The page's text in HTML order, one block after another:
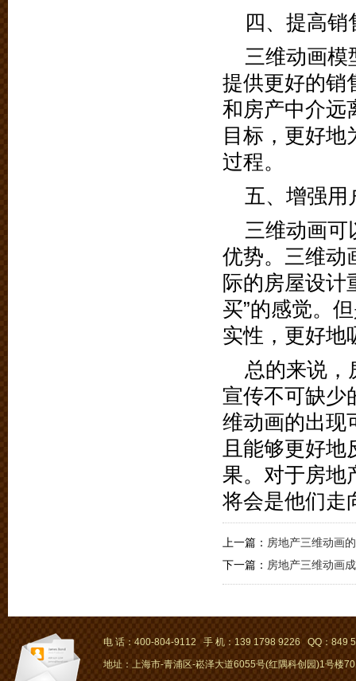
四、提高销
三维动画模
提供更好的销
和房产中介远
目标，更好
过程。
五、增强用
三维动画可
优势。三维动
际的房屋设计
买”的感觉。
实性，更好地
总的来说，
宣传不可缺少
维动画的出现
且能够更好
果。对于房地
将会是他们走
上一篇： 房地产三维动画
下一篇： 房地产三维动画
电 话：400-804-9112 手 机：139 1798 9226 QQ：849
地址：上海市-青浦区-崧泽大道6055号(红隅科创园)1号楼